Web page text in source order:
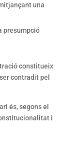
una
presumpció
constitueix
contradit pel
és, segons el
i